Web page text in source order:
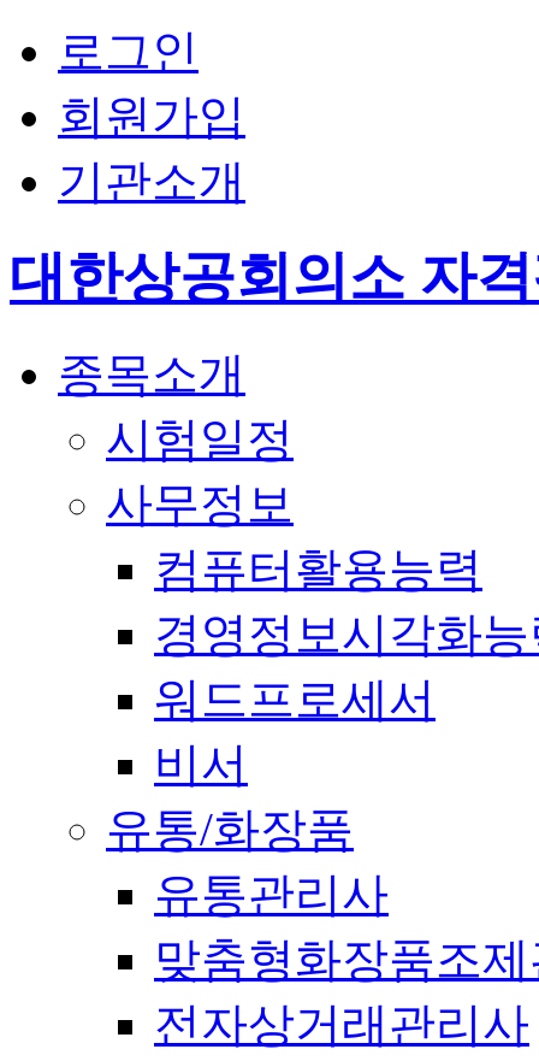
로그인
회원가입
기관소개
대한상공회의소 자
종목소개
시험일정
사무정보
컴퓨터활용능력
경영정보시각화
워드프로세서
비서
유통/화장품
유통관리사
맞춤형화장품조
전자상거래관리사